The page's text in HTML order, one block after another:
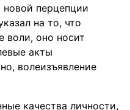
перцепции
на то, что
воли, оно носит
акты
волеизъявление
качества личности,